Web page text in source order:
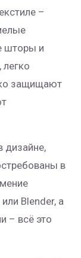
–
шторы и
защищают
дизайне,
в
Blender, а
– всё это